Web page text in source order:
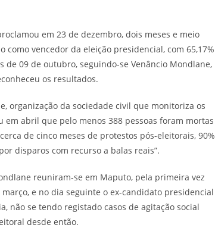
em 23 de dezembro, dois meses e meio
como vencedor da eleição presidencial, com 65,17%
de 09 de outubro, seguindo-se Venâncio Mondlane,
os resultados.
organização da sociedade civil que monitoriza os
em abril que pelo menos 388 pessoas foram mortas
de cinco meses de protestos pós-eleitorais, 90%
disparos com recurso a balas reais”.
reuniram-se em Maputo, pela primeira vez
março, e no dia seguinte o ex-candidato presidencial
não se tendo registado casos de agitação social
desde então.